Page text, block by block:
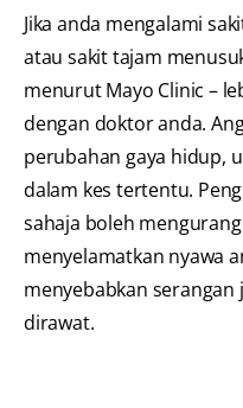
Jika anda mengalami
atau sakit tajam
menurut Mayo Clinic –
dengan doktor anda.
perubahan gaya hidup,
dalam kes tertentu.
sahaja boleh
menyelamatkan nyawa
menyebabkan
dirawat.